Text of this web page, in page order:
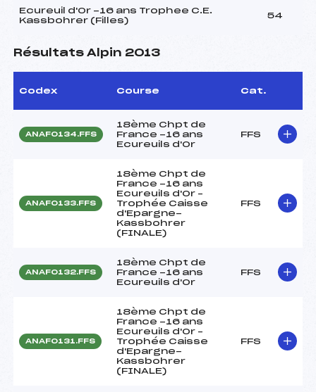
Ecureuil d'Or -16 ans Trophee C.E.
Kassbohrer (Filles)
54
Résultats Alpin 2013
Codex Course Cat.
ANAF0134.FFS
18ème Chpt de
France -16 ans
Ecureuils d'Or
FFS
ANAF0133.FFS
18ème Chpt de
France -16 ans
Ecureuils d'Or –
Trophée Caisse
d'Epargne-
Kassbohrer
(FINALE)
FFS
ANAF0132.FFS
18ème Chpt de
France -16 ans
Ecureuils d'Or
FFS
ANAF0131.FFS
18ème Chpt de
France -16 ans
Ecureuils d'Or –
Trophée Caisse
d'Epargne-
Kassbohrer
(FINALE)
FFS